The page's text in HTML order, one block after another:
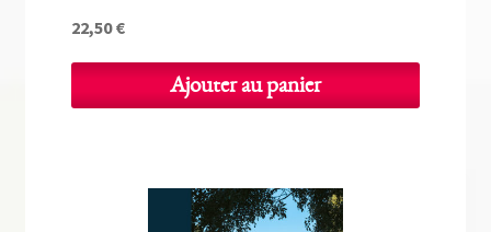
22,50€
Ajouter au panier